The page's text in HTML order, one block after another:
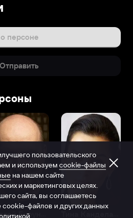
персоне
Отправить
пользовательского
и используем cookie-файлы
на нашем сайте
и маркетинговых целях.
сайта, вы соглашаетесь
cookie-файлов и других данных